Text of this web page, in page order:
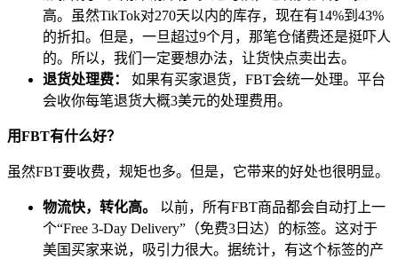
高。虽然TikTok对270天以内的库存，现在有14%到43%
的折扣。但是，一旦超过9个月，那笔仓储费还是挺吓人
的。所以，我们一定要想办法，让货快点卖出去。
退货处理费：
如果有买家退货，FBT会统一处理。平台
会收你每笔退货大概3美元的处理费用。
用FBT有什么好？
虽然FBT要收费，规矩也多。但是，它带来的好处也很明显。
物流快，转化高。
以前，所有FBT商品都会自动打上一
个“Free 3-Day Delivery”（免费3日达）的标签。这对于
美国买家来说，吸引力很大。据统计，有这个标签的产